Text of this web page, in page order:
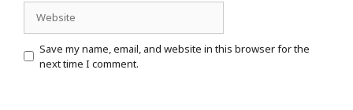
Save my name, email, and website in this browser for the
next time I comment.